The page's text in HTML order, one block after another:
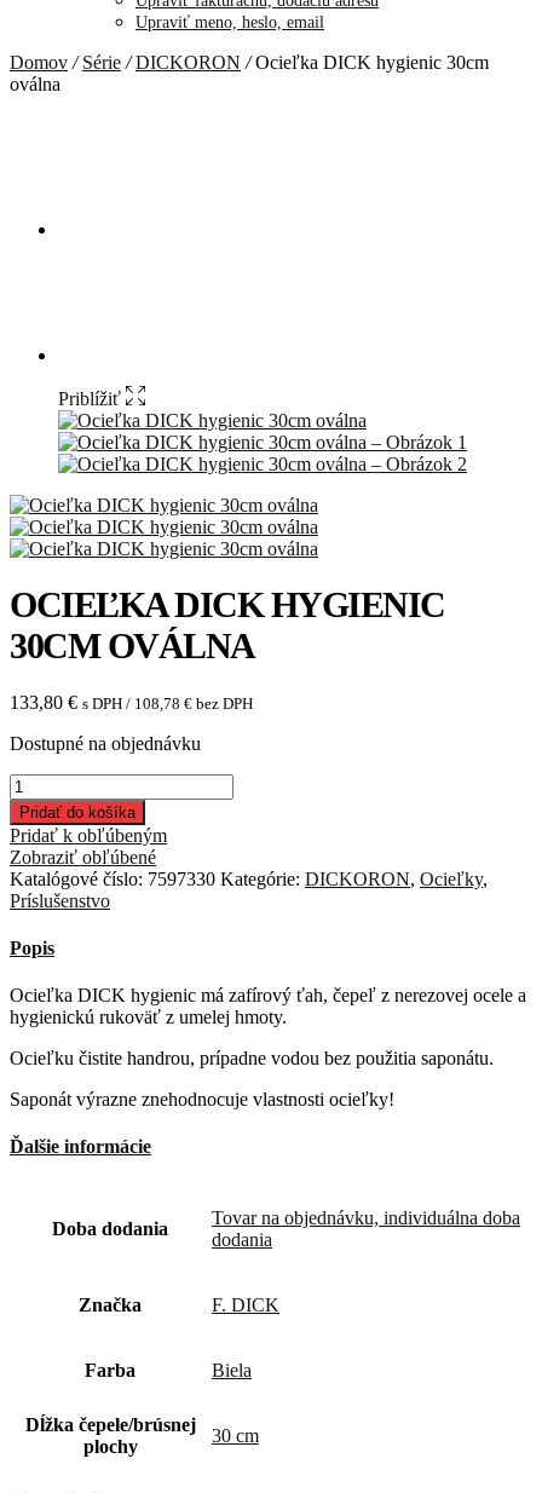
Upraviť meno, heslo, email
Domov / Série / DICKORON /Ocieľka DICK hygienic 30cm
oválna
Priblížiť
OCIEĽKA DICK HYGIENIC
30CM OVÁLNA
133,80 € s DPH / 108,78 € bez DPH
Dostupné na objednávku
množstvo
Ocieľka
DICK
hygienic
30cm
oválna
Pridať do košíka
Pridať k obľúbeným
Zobraziť obľúbené
Katalógové číslo: 7597330 Kategórie: DICKORON, Ocieľky,
Príslušenstvo
Popis
Ocieľka DICK hygienic má zafírový ťah, čepeľ z nerezovej ocele a
hygienickú rukoväť z umelej hmoty.
Ocieľku čistite handrou, prípadne vodou bez použitia saponátu.
Saponát výrazne znehodnocuje vlastnosti ocieľky!
Ďalšie informácie
Doba dodania
Tovar na objednávku, individuálna doba
dodania
Značka F. DICK
Farba Biela
Dĺžka čepele/brúsnej
plochy
30 cm